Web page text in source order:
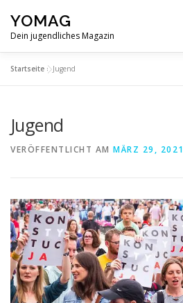
Inhalt
springen
YOMAG
Dein jugendliches Magazin
Startseite »Jugend
Jugend
VERÖFFENTLICHT AM MÄRZ 29, 2021